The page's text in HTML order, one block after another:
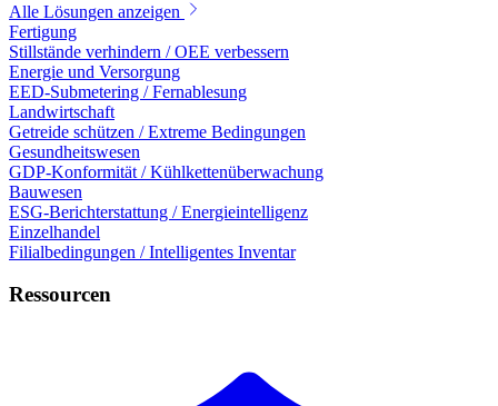
Alle Lösungen anzeigen
Fertigung
Stillstände verhindern / OEE verbessern
Energie und Versorgung
EED-Submetering / Fernablesung
Landwirtschaft
Getreide schützen / Extreme Bedingungen
Gesundheitswesen
GDP-Konformität / Kühlkettenüberwachung
Bauwesen
ESG-Berichterstattung / Energieintelligenz
Einzelhandel
Filialbedingungen / Intelligentes Inventar
Ressourcen